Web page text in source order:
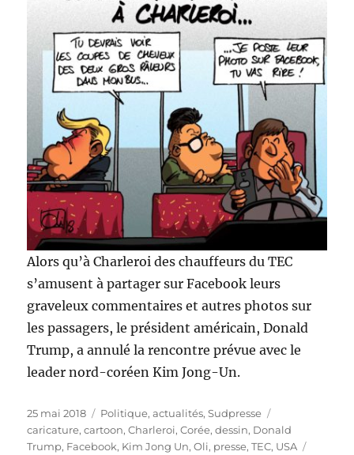
Alors qu’à Charleroi des chauffeurs du TEC
s’amusent à partager sur Facebook leurs
graveleux commentaires et autres photos sur
les passagers, le président américain, Donald
Trump, a annulé la rencontre prévue avec le
leader nord-coréen Kim Jong-Un.
Publié
le
25 mai 2018 Catégories
Politique, actualités,Sudpresse
caricature,cartoon,Charleroi,Corée,dessin, Donald
Trump, Facebook, Kim Jong Un,Oli, presse,TEC, USA